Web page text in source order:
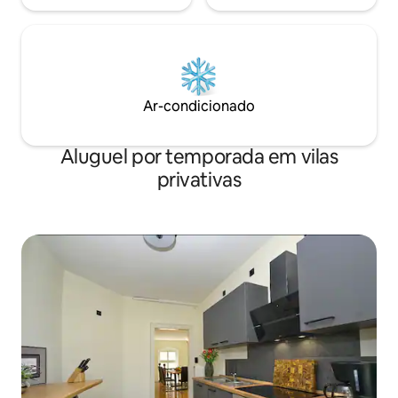
Ar-condicionado
Aluguel por temporada em vilas
privativas